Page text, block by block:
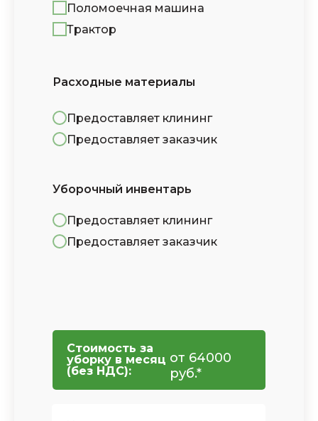
Стоимость за
уборку в месяц
(без НДС):
от 64000
руб.*
Поломоечная машина
Трактор
Предоставляет клининг
Предоставляет заказчик
Расходные материалы
Предоставляет клининг
Предоставляет заказчик
Уборочный инвентарь